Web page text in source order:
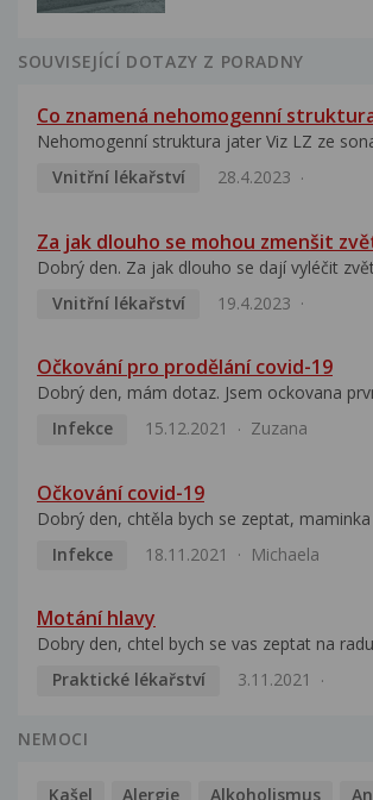
SOUVISEJÍCÍ DOTAZY Z PORADNY
Co znamená nehomogenní
Nehomogenní struktura jater Viz LZ ze
Vnitřní lékařství
28.4.2023
Za jak dlouho se mohou zmenšit
Dobrý den. Za jak dlouho se dají vyléčit
Vnitřní lékařství
19.4.2023
Očkování pro prodělání covid-19
Dobrý den, mám dotaz. Jsem ockovana
Infekce
15.12.2021 Zuzana
Očkování covid-19
Dobrý den, chtěla bych se zeptat, maminka
Infekce
18.11.2021 Michaela
Motání hlavy
Dobry den, chtel bych se vas zeptat na
Praktické lékařství
3.11.2021
NEMOCI
Kašel Alergie Alkoholismus